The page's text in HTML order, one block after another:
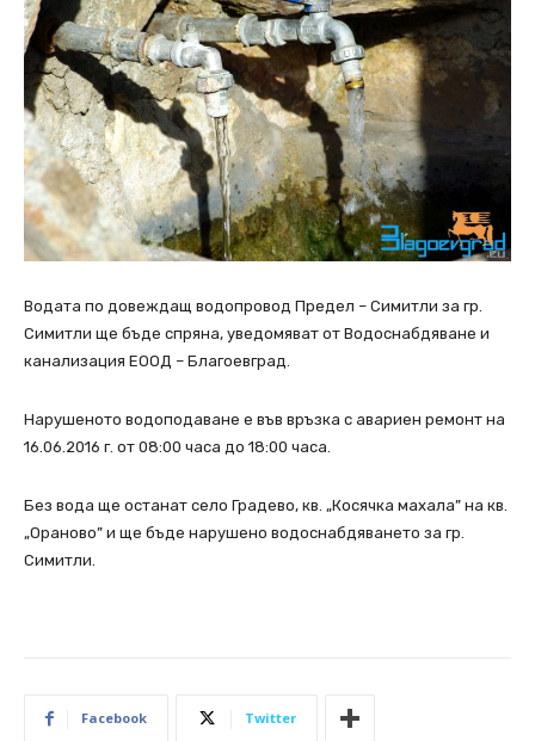
Водата по довеждащ водопровод Предел – Симитли за гр.
Симитли ще бъде спряна, уведомяват от Водоснабдяване и
канализация ЕООД – Благоевград.
Нарушеното водоподаване е във връзка с авариен ремонт на
16.06.2016 г. от 08:00 часа до 18:00 часа.
Без вода ще останат село Градево, кв. „Косячка махала” на кв.
„Ораново” и ще бъде нарушено водоснабдяването за гр.
Симитли.
Facebook Twitter